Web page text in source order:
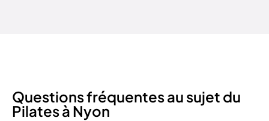
Questions fréquentes au sujet du
Pilates à Nyon